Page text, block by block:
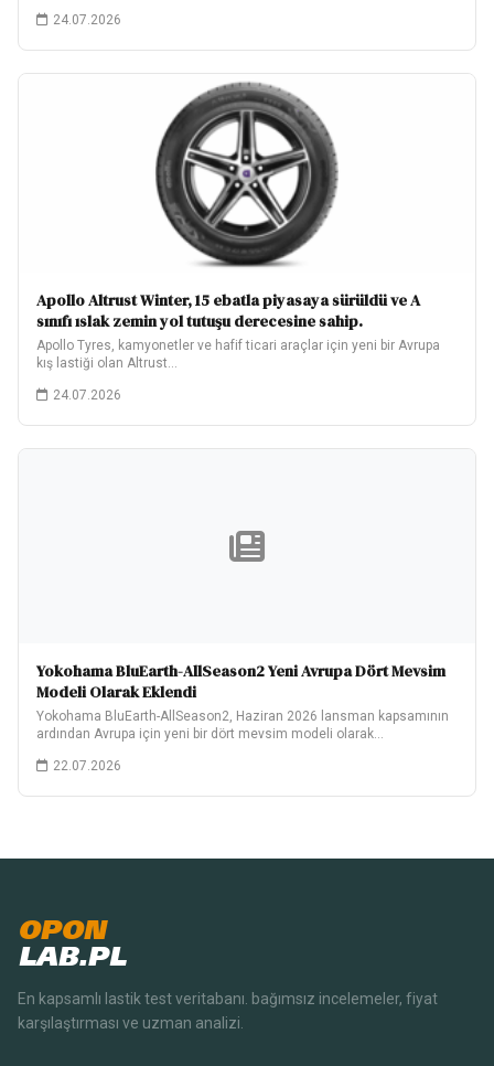
24.07.2026
Apollo Altrust Winter, 15 ebatla piyasaya sürüldü ve A
sınıfı ıslak zemin yol tutuşu derecesine sahip.
Apollo Tyres, kamyonetler ve hafif ticari araçlar için yeni bir Avrupa
kış lastiği olan Altrust…
24.07.2026
Yokohama BluEarth-AllSeason2 Yeni Avrupa Dört Mevsim
Modeli Olarak Eklendi
Yokohama BluEarth-AllSeason2, Haziran 2026 lansman kapsamının
ardından Avrupa için yeni bir dört mevsim modeli olarak…
22.07.2026
OPON
LAB.PL
En kapsamlı lastik test veritabanı. bağımsız incelemeler, fiyat
karşılaştırması ve uzman analizi.